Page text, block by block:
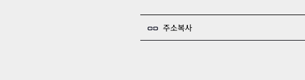
주소복사